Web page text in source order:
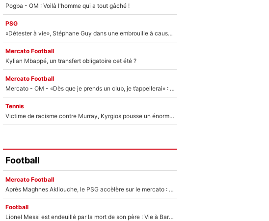
Pogba - OM : Voilà l'homme qui a tout gâché !
PSG
«Détester à vie», Stéphane Guy dans une embrouille à cause du PSG !
Mercato Football
Kylian Mbappé, un transfert obligatoire cet été ?
Mercato Football
Mercato - OM - «Dès que je prends un club, je t’appellerai» : La promesse de Marcelino au moment de claquer la porte
Tennis
Victime de racisme contre Murray, Kyrgios pousse un énorme coup de gueule !
Football
Mercato Football
Après Maghnes Akliouche, le PSG accèlère sur le mercato : Voilà les deux nouvelles recrues qui vont signer la semaine prochaine ?
Football
Lionel Messi est endeuillé par la mort de son père : Vie à Barcelone, transfert au PSG... voilà comment Jorge Messi a joué un rôle essentiel dans sa carrière !